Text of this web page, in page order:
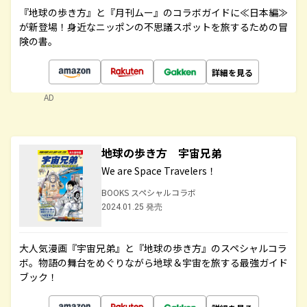
『地球の歩き方』と『月刊ムー』のコラボガイドに≪日本編≫
が新登場！身近なニッポンの不思議スポットを旅するための冒
険の書。
詳細を見る
AD
地球の歩き方 宇宙兄弟
We are Space Travelers！
BOOKS スペシャルコラボ
2024.01.25 発売
大人気漫画『宇宙兄弟』と『地球の歩き方』のスペシャルコラ
ボ。物語の舞台をめぐりながら地球＆宇宙を旅する最強ガイド
ブック！